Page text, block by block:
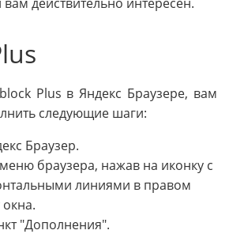
Plus в Яндекс Браузере, вам
следующие шаги:
Браузер.
браузера, нажав на иконку с
линиями в правом
"Дополнения".